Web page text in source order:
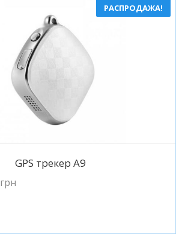
РАСПРОДАЖА!
Подробнее
GPS трекер A9
грн